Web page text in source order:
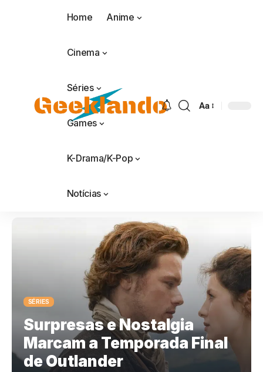
Home Anime
Cinema
Séries
Games
K-Drama/K-Pop
Notícias
Aa
SÉRIES
Surpresas e Nostalgia
Marcam a Temporada Final
de Outlander